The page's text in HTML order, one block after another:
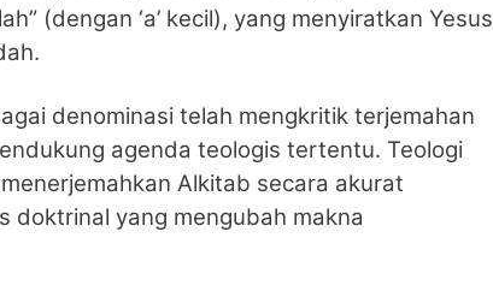
(dengan ‘a’ kecil), yang menyiratkan Yesus
denominasi telah mengkritik terjemahan
agenda teologis tertentu. Teologi
Alkitab secara akurat
doktrinal yang mengubah makna